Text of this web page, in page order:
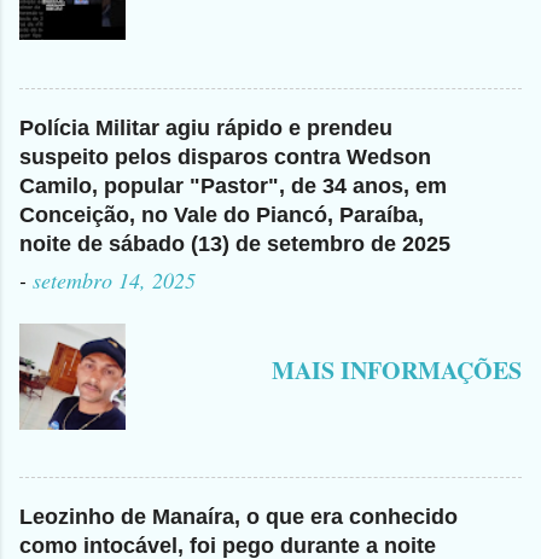
Polícia Militar agiu rápido e prendeu
suspeito pelos disparos contra Wedson
Camilo, popular "Pastor", de 34 anos, em
Conceição, no Vale do Piancó, Paraíba,
noite de sábado (13) de setembro de 2025
- setembro 14, 2025
MAIS INFORMAÇÕES
Leozinho de Manaíra, o que era conhecido
como intocável, foi pego durante a noite